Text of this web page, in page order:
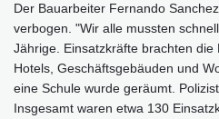
Der Bauarbeiter Fernando
verbogen. "Wir alle mussten
Jährige. Einsatzkräfte brachten
Hotels, Geschäftsgebäuden und
eine Schule wurde geräumt.
Insgesamt waren etwa 130